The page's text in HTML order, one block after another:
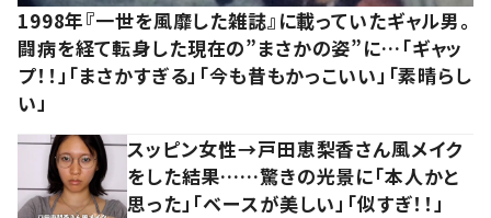
1998年『一世を風靡した雑誌』に載っていたギャル男。
闘病を経て転身した現在の”まさかの姿”に…「ギャッ
プ！！」「まさかすぎる」「今も昔もかっこいい」「素晴らし
い」
スッピン女性→戸田恵梨香さん風メイク
をした結果……驚きの光景に「本人かと
思った」「ベースが美しい」「似すぎ！！」